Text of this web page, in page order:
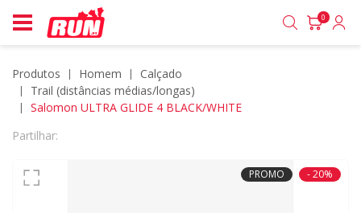
0
Produtos homem
calçado
trail (distâncias médias/longas)
Salomon ULTRA GLIDE 4 BLACK/WHITE
Partilhar:
PROMO - 20%